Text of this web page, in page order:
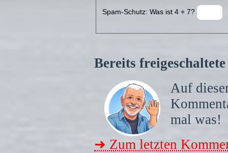
Spam-Schutz: Was ist 4 + 7?
Bereits
Auf
mal was!
➜ Zum letzten